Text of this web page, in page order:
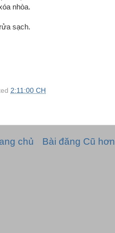
nhòa.
sạch.
2:11:00 CH
Bài đăng Cũ hơn
chủ